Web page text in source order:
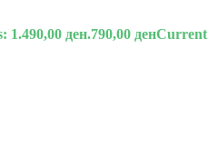
1.490,00 ден.790,00 денCurrent